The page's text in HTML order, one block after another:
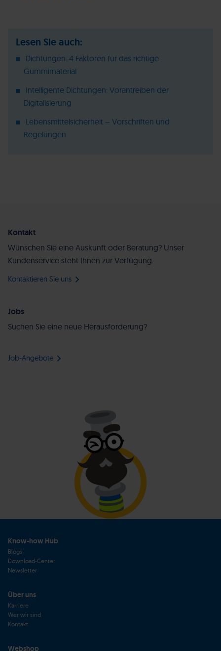
Lesen Sie auch:
Dichtungen: 4 Faktoren für das richtige
Gummimaterial
Intelligente Dichtungen: Vorantreiben der
Digitalisierung
Lebensmittelsicherheit – Vorschriften und
Regelungen
Kontakt
Wünschen Sie eine Auskunft oder Beratung? Unser
Kundenservice steht Ihnen zur Verfügung.
Kontaktieren Sie uns
Jobs
Suchen Sie eine neue Herausforderung?
Job-Angebote
Know-how Hub
Blogs
Download-Center
Newsletter
Über uns
Karriere
Wer wir sind
Kontakt
Webshop